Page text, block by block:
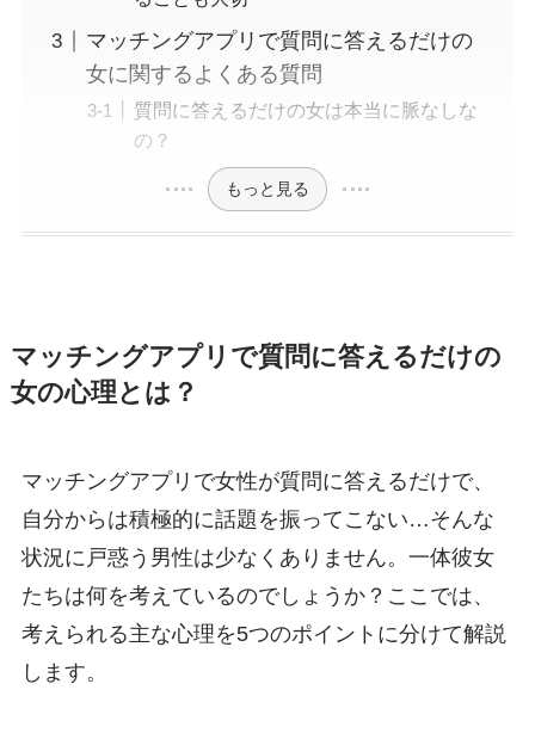
マッチングアプリで質問に答えるだけの
女に関するよくある質問
質問に答えるだけの女は本当に脈なしな
の？
もっと見る
マッチングアプリで質問に答えるだけの
女の心理とは？
マッチングアプリで女性が質問に答えるだけで、
自分からは積極的に話題を振ってこない…そんな
状況に戸惑う男性は少なくありません。一体彼女
たちは何を考えているのでしょうか？ここでは、
考えられる主な心理を5つのポイントに分けて解説
します。